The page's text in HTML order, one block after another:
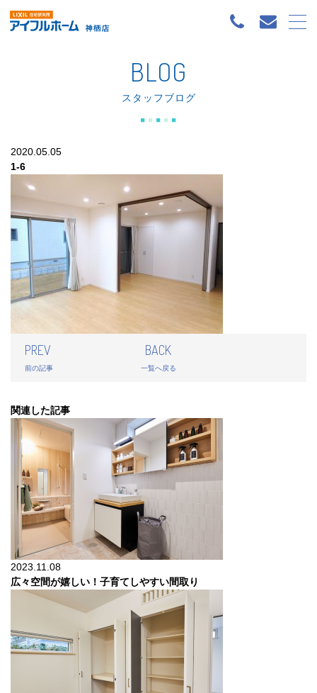
BLOG
スタッフブログ
2020.05.05
1-6
PREV
前の記事
BACK
一覧へ戻る
関連した記事
2023.11.08
広々空間が嬉しい！子育てしやすい間取り